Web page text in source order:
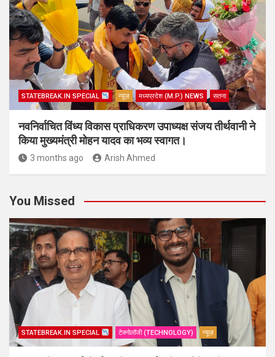
STATEBREAK.IN SPECIAL न्यूज़ मध्यप्रदेश (M.P.) NEWS सतना
नवनिर्वाचित विंध्य विकास प्राधिकरण उपाध्यक्ष संजय तीर्थवानी ने
किया मुख्यमंत्री मोहन यादव का भव्य स्वागत।
3 months ago Arish Ahmed
You Missed
STATEBREAK.IN SPECIAL टेक्नोलॉजी (TECHNOLOGY) न्यूज़